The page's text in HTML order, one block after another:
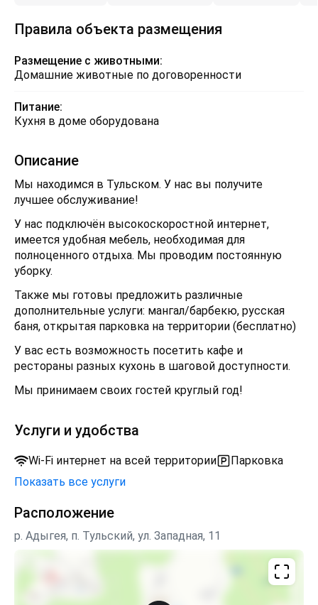
Правила объекта размещения
Размещение с животными:
Домашние животные по договоренности
Питание:
Кухня в доме оборудована
Описание
Мы находимся в Тульском. У нас вы получите
лучшее обслуживание!
У нас подключён высокоскоростной интернет,
имеется удобная мебель, необходимая для
полноценного отдыха. Мы проводим постоянную
уборку.
Также мы готовы предложить различные
дополнительные услуги: мангал/барбекю, русская
баня, открытая парковка на территории (бесплатно)
У вас есть возможность посетить кафе и
рестораны разных кухонь в шаговой доступности.
Мы принимаем своих гостей круглый год!
Услуги и удобства
Wi-Fi интернет на всей территории
Парковка
Показать все услуги
Расположение
р. Адыгея, п. Тульский, ул. Западная, 11